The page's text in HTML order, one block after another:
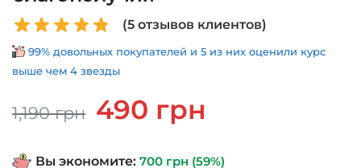
(5отзывов клиентов)
99% довольных покупателей и 5 из них оценили курс
выше чем 4 звезды
1,190грн
Первоначальная
цена
490 грн
Вы экономите: 700 грн (59%)